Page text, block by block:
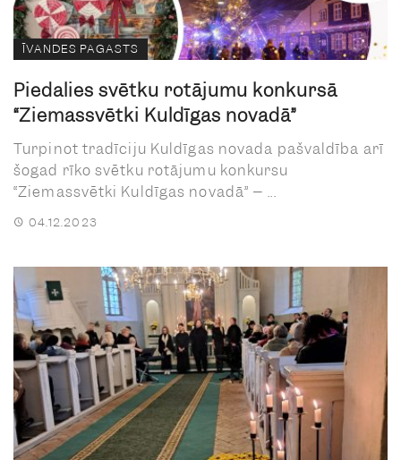
ĪVANDES PAGASTS
Piedalies svētku rotājumu konkursā
“Ziemassvētki Kuldīgas novadā”
Turpinot tradīciju Kuldīgas novada pašvaldība arī
šogad rīko svētku rotājumu konkursu
“Ziemassvētki Kuldīgas novadā” – ...
04.12.2023